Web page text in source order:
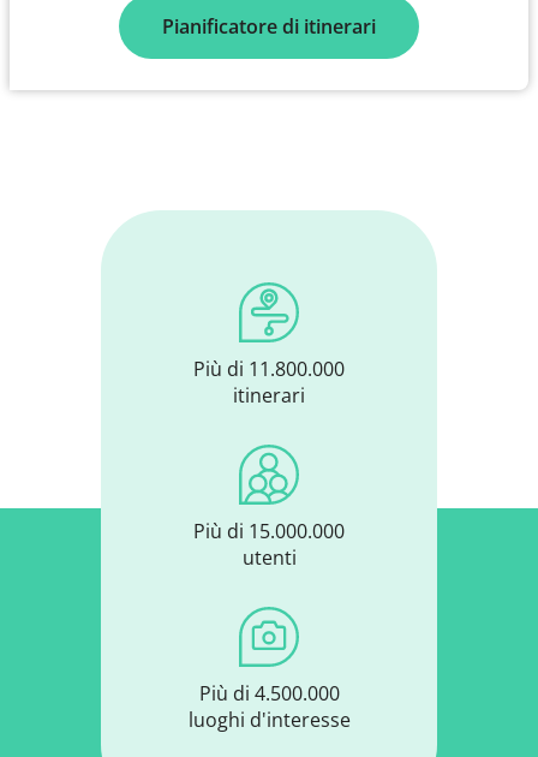
Pianificatore di itinerari
Più di 11.800.000
itinerari
Più di 15.000.000
utenti
Più di 4.500.000
luoghi d'interesse